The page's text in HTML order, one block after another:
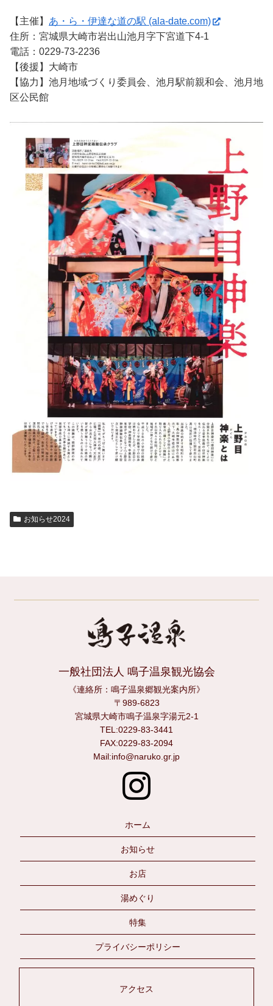
【主催】 あ・ら・伊達な道の駅 (ala-date.com)
住所：宮城県大崎市岩出山池月字下宮道下4-1
電話：0229-73-2236
【後援】大崎市
【協力】池月地域づくり委員会、池月駅前親和会、池月地
区公民館
お知らせ2024
一般社団法人 鳴子温泉観光協会
《連絡所：鳴子温泉郷観光案内所》
〒989-6823
宮城県大崎市鳴子温泉字湯元2-1
TEL:0229-83-3441
FAX:0229-83-2094
Mail:info@naruko.gr.jp
ホーム
お知らせ
お店
湯めぐり
特集
プライバシーポリシー
アクセス